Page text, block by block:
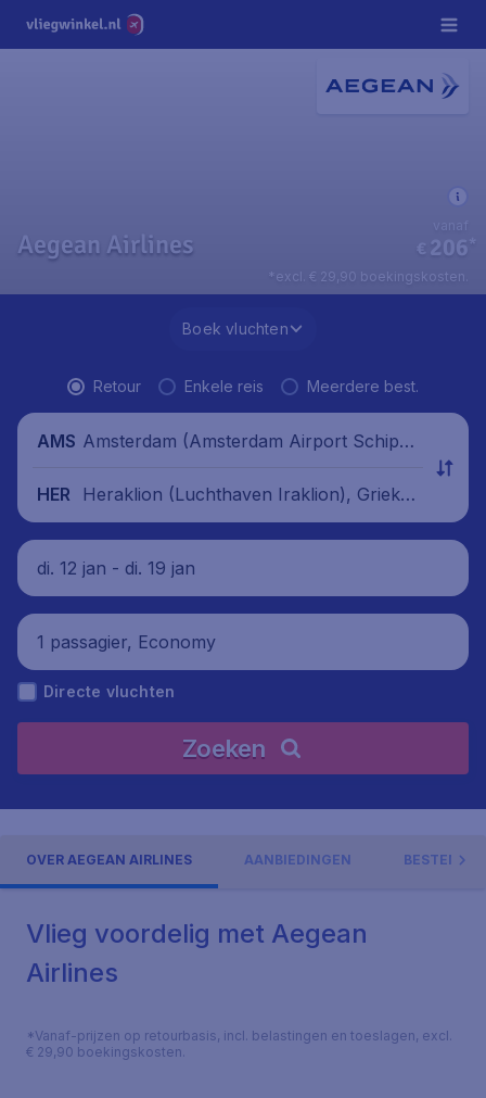
Aegean Airlines € 206*
vanaf
*excl. € 29,90 boekingskosten.
Boek vluchten
Retour Enkele reis Meerdere best.
AMS Amsterdam (Amsterdam Airport Schipho
HER
Heraklion (Luchthaven Iraklion), Grieken
land
di. 12 jan - di. 19 jan
1 passagier, Economy
Directe vluchten
Zoeken
OVER AEGEAN AIRLINES AANBIEDINGEN
Vlieg voordelig met Aegean
Airlines
*Vanaf-prijzen op retourbasis, incl. belastingen en toeslagen, excl.
€ 29,90 boekingskosten.